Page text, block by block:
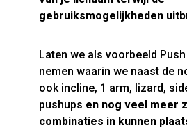
gebruiksmogelijkheden
Laten we als voorbeeld
nemen waarin we naast de
ook incline, 1 arm, lizard,
pushups en nog veel meer
combinaties in kunnen